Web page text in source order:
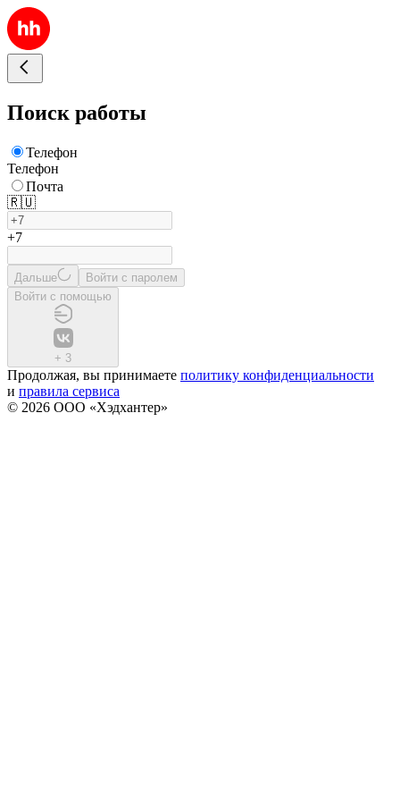
Поиск работы
Телефон
Телефон
Почта
🇷🇺
+7
Дальше
Войти с паролем
Войти с помощью
+ 3
Продолжая, вы принимаете политику конфиденциальности
и правила сервиса
© 2026 ООО «Хэдхантер»